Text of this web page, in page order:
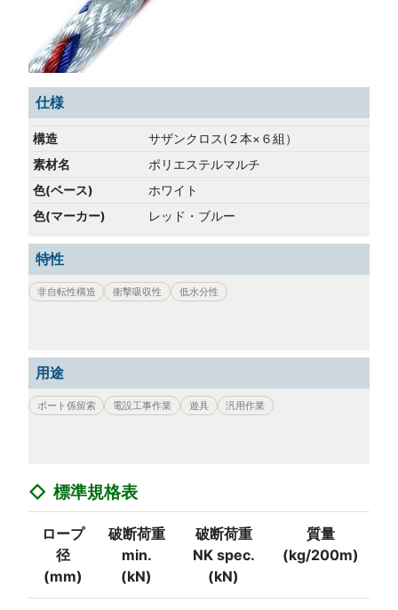
仕様
構造
サザンクロス(２本×６組）
素材名
ポリエステルマルチ
色(ベース)
ホワイト
色(マーカー)
レッド・ブルー
特性
非自転性構造 衝撃吸収性 低水分性
用途
ボート係留索 電設工事作業 遊具 汎用作業
標準規格表
ロープ
径
(mm)
破断荷重
min.
(kN)
破断荷重
NK spec.
(kN)
質量
(kg/200m)